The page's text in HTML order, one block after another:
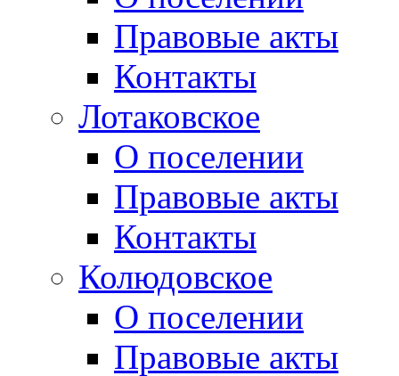
Правовые акты
Контакты
Лотаковское
О поселении
Правовые акты
Контакты
Колюдовское
О поселении
Правовые акты